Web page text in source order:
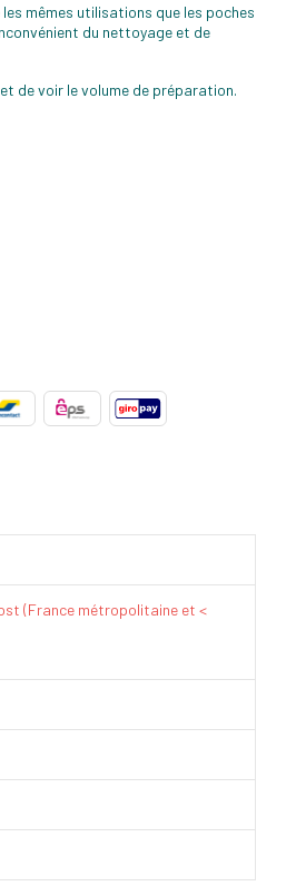
mêmes utilisations que les poches
du nettoyage et de
de voir le volume de préparation.
(France métropolitaine et <